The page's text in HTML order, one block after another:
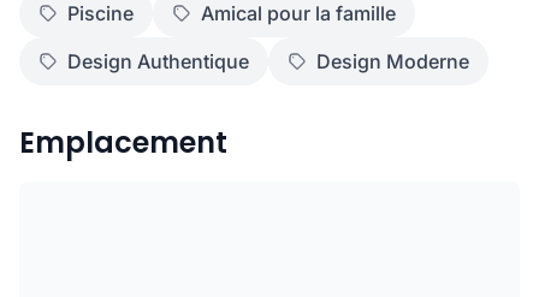
Piscine
Amical pour la famille
Design Authentique
Design Moderne
Emplacement